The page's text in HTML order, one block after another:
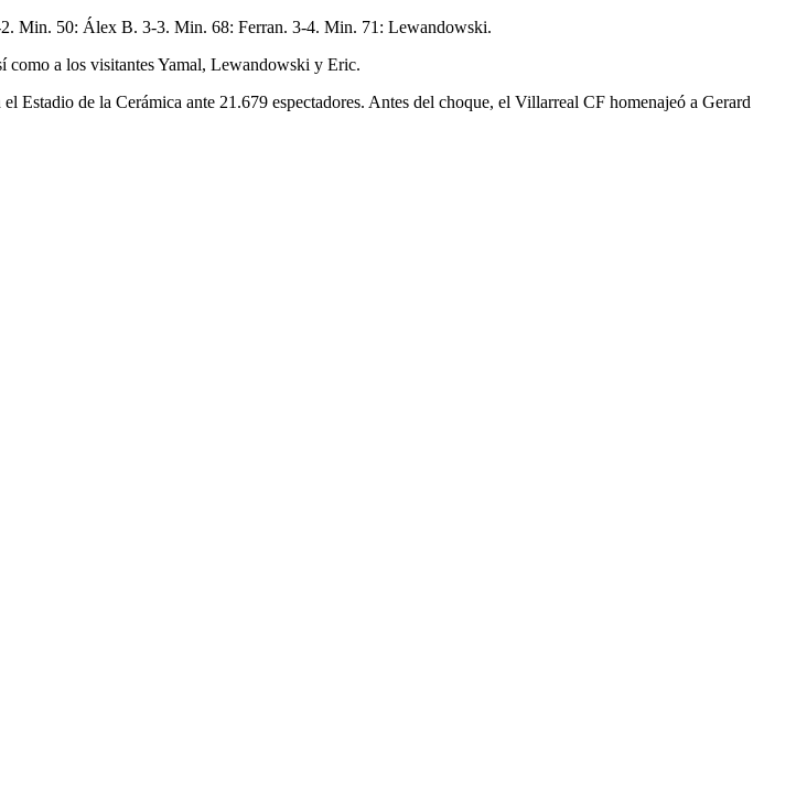
Min. 50: Álex B. 3-3. Min. 68: Ferran. 3-4. Min. 71: Lewandowski.
como a los visitantes Yamal, Lewandowski y Eric.
de la Cerámica ante 21.679 espectadores. Antes del choque, el Villarreal CF homenajeó a Gerard